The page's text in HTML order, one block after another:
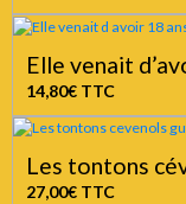
Elle venait
14,80€ TTC
Les tontons
27,00€ TTC